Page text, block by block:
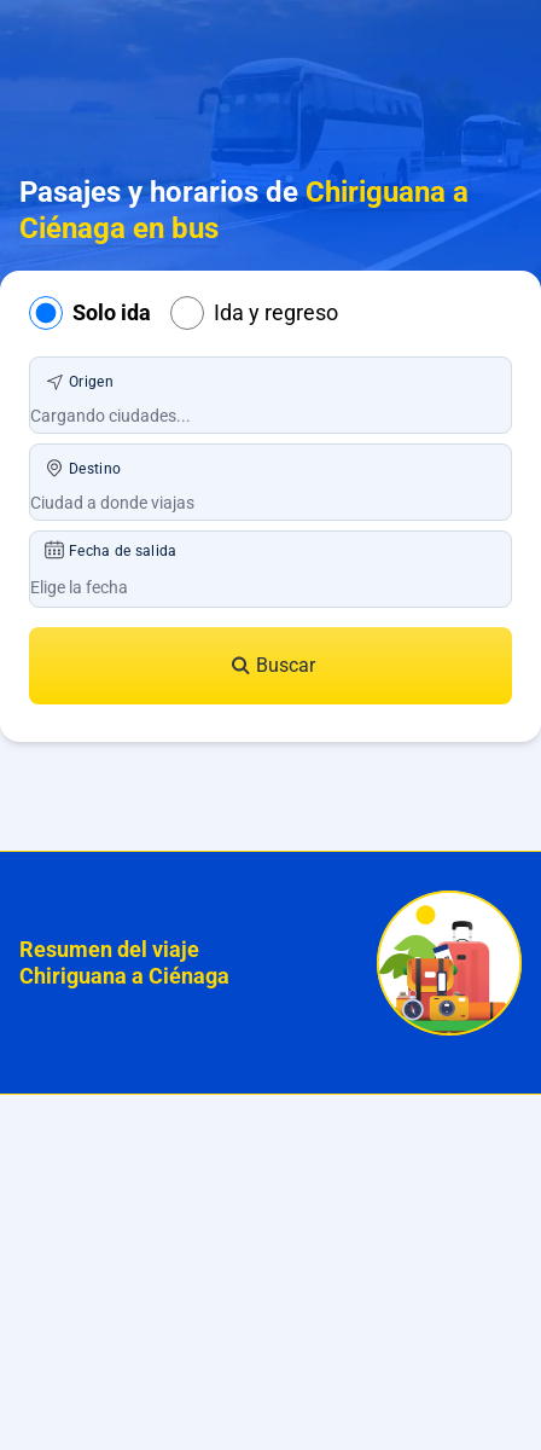
Pasajes y horarios deChiriguana a
Ciénaga en bus
Solo ida Ida y regreso
Origen
Destino
Fecha de salida
Buscar
Resumen del viaje
Chiriguana a Ciénaga